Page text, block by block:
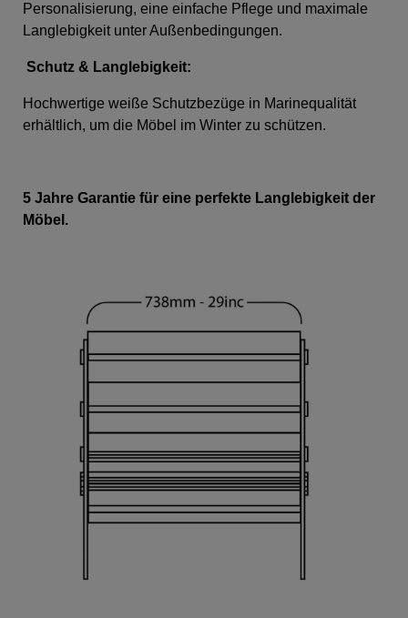
Personalisierung, eine einfache Pflege und maximale
Langlebigkeit unter Außenbedingungen.
Schutz & Langlebigkeit:
Hochwertige weiße Schutzbezüge in Marinequalität
erhältlich, um die Möbel im Winter zu schützen.
5 Jahre Garantie für eine perfekte Langlebigkeit der
Möbel.